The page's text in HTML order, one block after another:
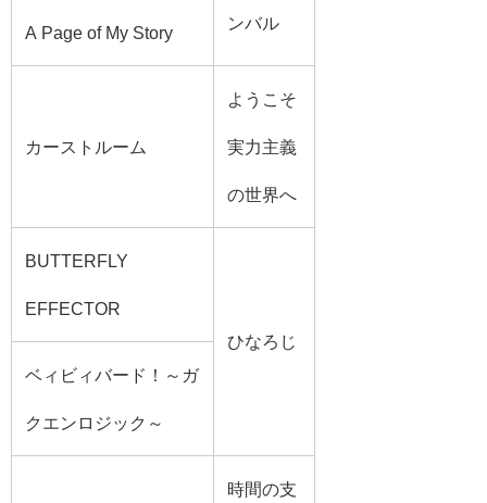
ンバル
A Page of My Story
カーストルーム
ようこそ
実力主義
の世界へ
BUTTERFLY
EFFECTOR
ひなろじ
ベィビィバード！～ガ
クエンロジック～
時間の支